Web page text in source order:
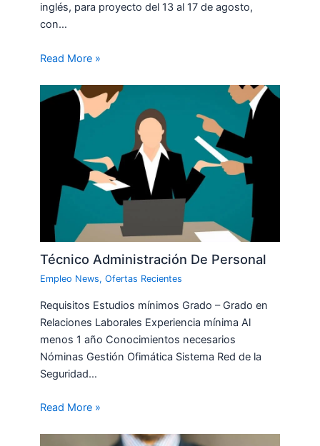
inglés, para proyecto del 13 al 17 de agosto,
con…
Read More »
Técnico Administración De Personal
Empleo News,Ofertas Recientes
Requisitos Estudios mínimos Grado – Grado en
Relaciones Laborales Experiencia mínima Al
menos 1 año Conocimientos necesarios
Nóminas Gestión Ofimática Sistema Red de la
Seguridad…
Read More »